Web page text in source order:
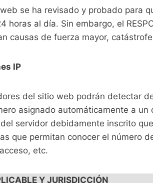
se ha revisado y probado para
horas al día. Sin embargo, el
causas de fuerza mayor,
IP
del sitio web podrán detectar
asignado automáticamente a
servidor debidamente inscrito
que permitan conocer el número
etc.
Y JURISDICCIÓN